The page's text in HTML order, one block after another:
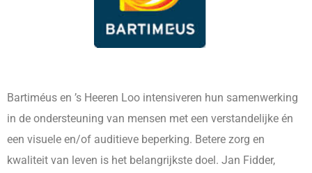
Bartiméus en ’s Heeren Loo intensiveren hun samenwerking
in de ondersteuning van mensen met een verstandelijke én
een visuele en/of auditieve beperking. Betere zorg en
kwaliteit van leven is het belangrijkste doel. Jan Fidder,